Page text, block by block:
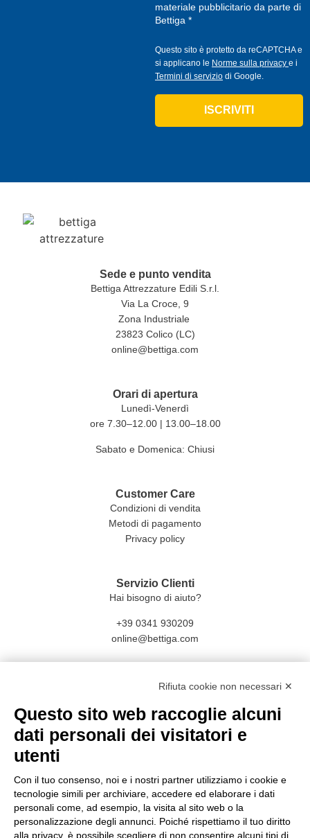
materiale pubblicitario da parte di
Bettiga *
Questo sito è protetto da reCAPTCHA e
si applicano le Norme sulla privacy e i
Termini di servizio di Google.
ISCRIVITI
Sede e punto vendita
Bettiga Attrezzature Edili S.r.l.
Via La Croce, 9
Zona Industriale
23823 Colico (LC)
online@bettiga.com
Orari di apertura
Lunedì-Venerdì
ore 7.30–12.00 | 13.00–18.00
Sabato e Domenica: Chiusi
Customer Care
Condizioni di vendita
Metodi di pagamento
Privacy policy
Servizio Clienti
Hai bisogno di aiuto?
+39 0341 930209
online@bettiga.com
Social
Instagram
CONDIVISIONE E SICUREZZA E DATI
Rifiuta cookie non necessari ✕
Questo sito web raccoglie alcuni
dati personali dei visitatori e
utenti
Con il tuo consenso, noi e i nostri partner utilizziamo i cookie e
tecnologie simili per archiviare, accedere ed elaborare i dati
personali come, ad esempio, la visita al sito web o la
personalizzazione degli annunci. Poiché rispettiamo il tuo diritto
alla privacy, è possibile scegliere di non consentire alcuni tipi di